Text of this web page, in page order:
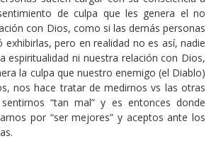
de culpa que les genera el no
con Dios, como si las demás personas
exhibirlas, pero en realidad no es así, nadie
espiritualidad ni nuestra relación con Dios,
la culpa que nuestro enemigo (el Diablo)
nos hace tratar de medirnos vs las otras
“tan mal” y es entonces donde
por “ser mejores” y aceptos ante los